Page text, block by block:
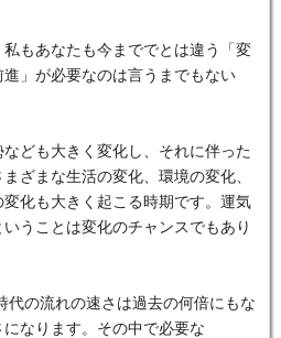
私もあなたも今まででとは違う「変
進」が必要なのは言うまでもない
なども大きく変化し、それに伴った
ざまな生活の変化、環境の変化、
変化も大きく起こる時期です。運気
うことは変化のチャンスでもあり
代の流れの速さは過去の何倍にもな
になります。その中で必要な